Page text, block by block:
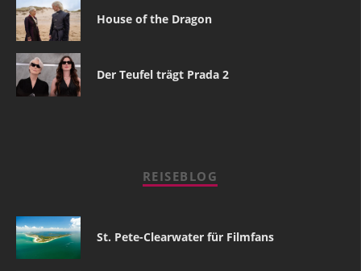
House of the Dragon
Der Teufel trägt Prada 2
REISEBLOG
St. Pete-Clearwater für Filmfans